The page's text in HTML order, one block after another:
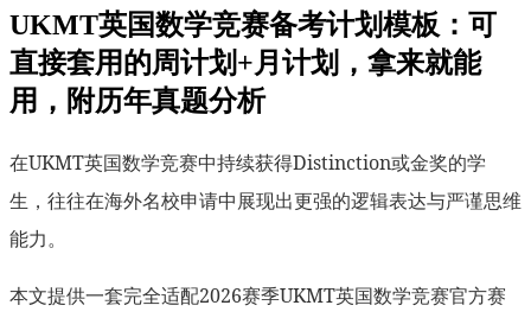
UKMT英国数学竞赛备考计划模板：可
直接套用的周计划+月计划，拿来就能
用，附历年真题分析
在UKMT英国数学竞赛中持续获得Distinction或金奖的学
生，往往在海外名校申请中展现出更强的逻辑表达与严谨思维
能力。
本文提供一套完全适配2026赛季UKMT英国数学竞赛官方赛